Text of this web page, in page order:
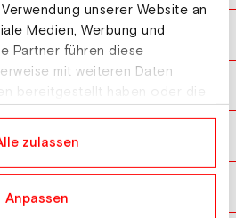
unserer Website an
Medien, Werbung und
Partner führen diese
mit weiteren Daten
bereitgestellt haben oder die
zulassen
Anpassen
Laurin
Emil
Andri